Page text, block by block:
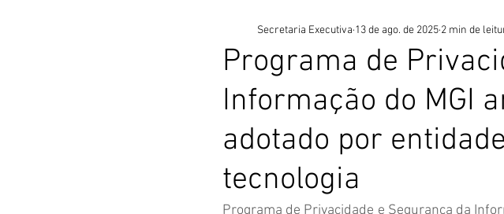
FONAC 85 VITÓRIA FONAC86BSB FONAC 84
Programa de
Informação do MGI
adotado por
tecnologia
Secretaria Executiva 13 de ago. de 2025 2 min de
Programa de Privacidade e Segurança da